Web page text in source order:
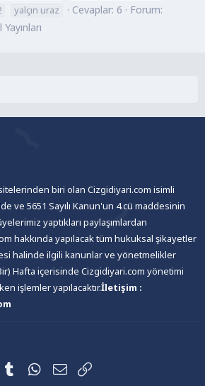
yalçın uraz Cevaplar: 6
Forum:
sitelerinden biri olan Cizgidiyari.com isimli
ve 5651 Sayılı Kanun'un 4.cü maddesinin
yaptıkları paylaşımlardan
hakkında yapılacak tüm hukuksal şikayetler
halinde ilgili kanunlar ve yönetmelikler
Hafta içerisinde Cizgidiyari.com yönetimi
işlemler yapılacaktır.İletişim :
PinterestTumblrWhatsApp
E-posta